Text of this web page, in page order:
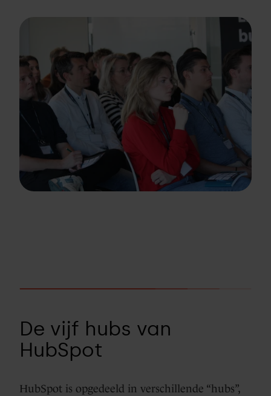
De vijf hubs van
HubSpot
HubSpot is opgedeeld in verschillende “hubs”,